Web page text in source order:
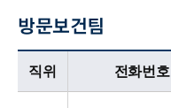
방문보건팀
방문보건팀업무담당자의 정보로 직위, 전화번호, 담당업무를 안내하고 있습니다
직위 전화번호